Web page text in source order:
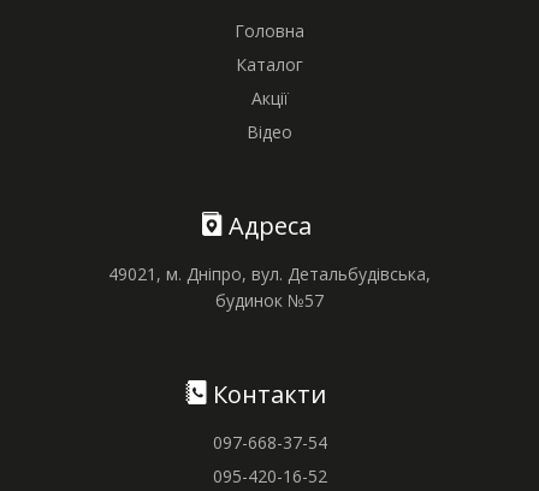
Головна
Каталог
Акції
Відео
Адреса
49021, м. Дніпро, вул. Детальбудівська,
будинок №57
Контакти
097-668-37-54
095-420-16-52